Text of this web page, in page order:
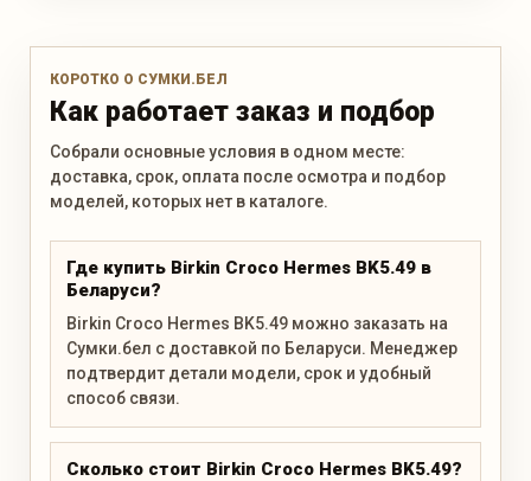
КОРОТКО О СУМКИ.БЕЛ
Как работает заказ и подбор
Собрали основные условия в одном месте:
доставка, срок, оплата после осмотра и подбор
моделей, которых нет в каталоге.
Где купить Birkin Croco Hermes BK5.49 в
Беларуси?
Birkin Croco Hermes BK5.49 можно заказать на
Сумки.бел с доставкой по Беларуси. Менеджер
подтвердит детали модели, срок и удобный
способ связи.
Сколько стоит Birkin Croco Hermes BK5.49?